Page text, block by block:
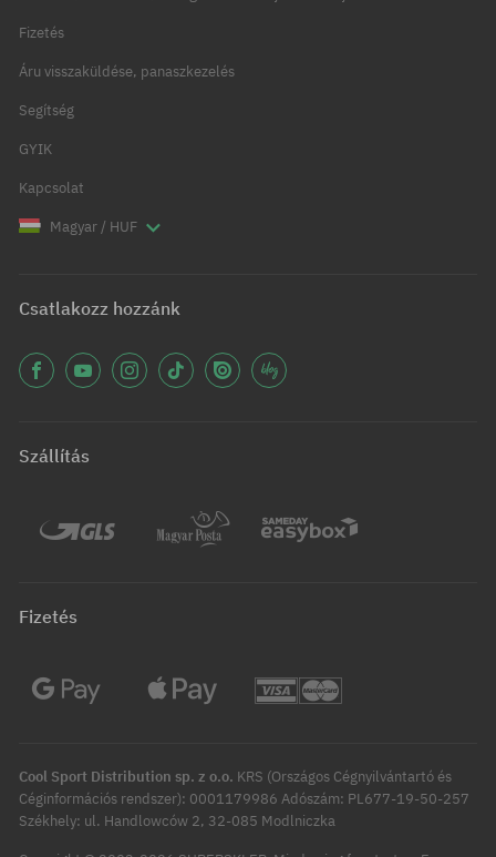
Fizetés
Áru visszaküldése, panaszkezelés
Segítség
GYIK
Kapcsolat
Magyar / HUF
Csatlakozz hozzánk
Szállítás
Fizetés
Cool Sport Distribution sp. z o.o. KRS (Országos Cégnyilvántartó és
Céginformációs rendszer): 0001179986 Adószám: PL677-19-50-257
Székhely: ul. Handlowców 2, 32-085 Modlniczka